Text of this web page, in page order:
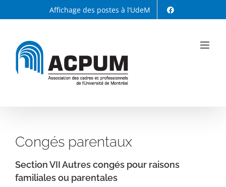
au
Affichage des postes à l’UdeM
Congés parentaux
Section VII Autres congés pour raisons
familiales ou parentales